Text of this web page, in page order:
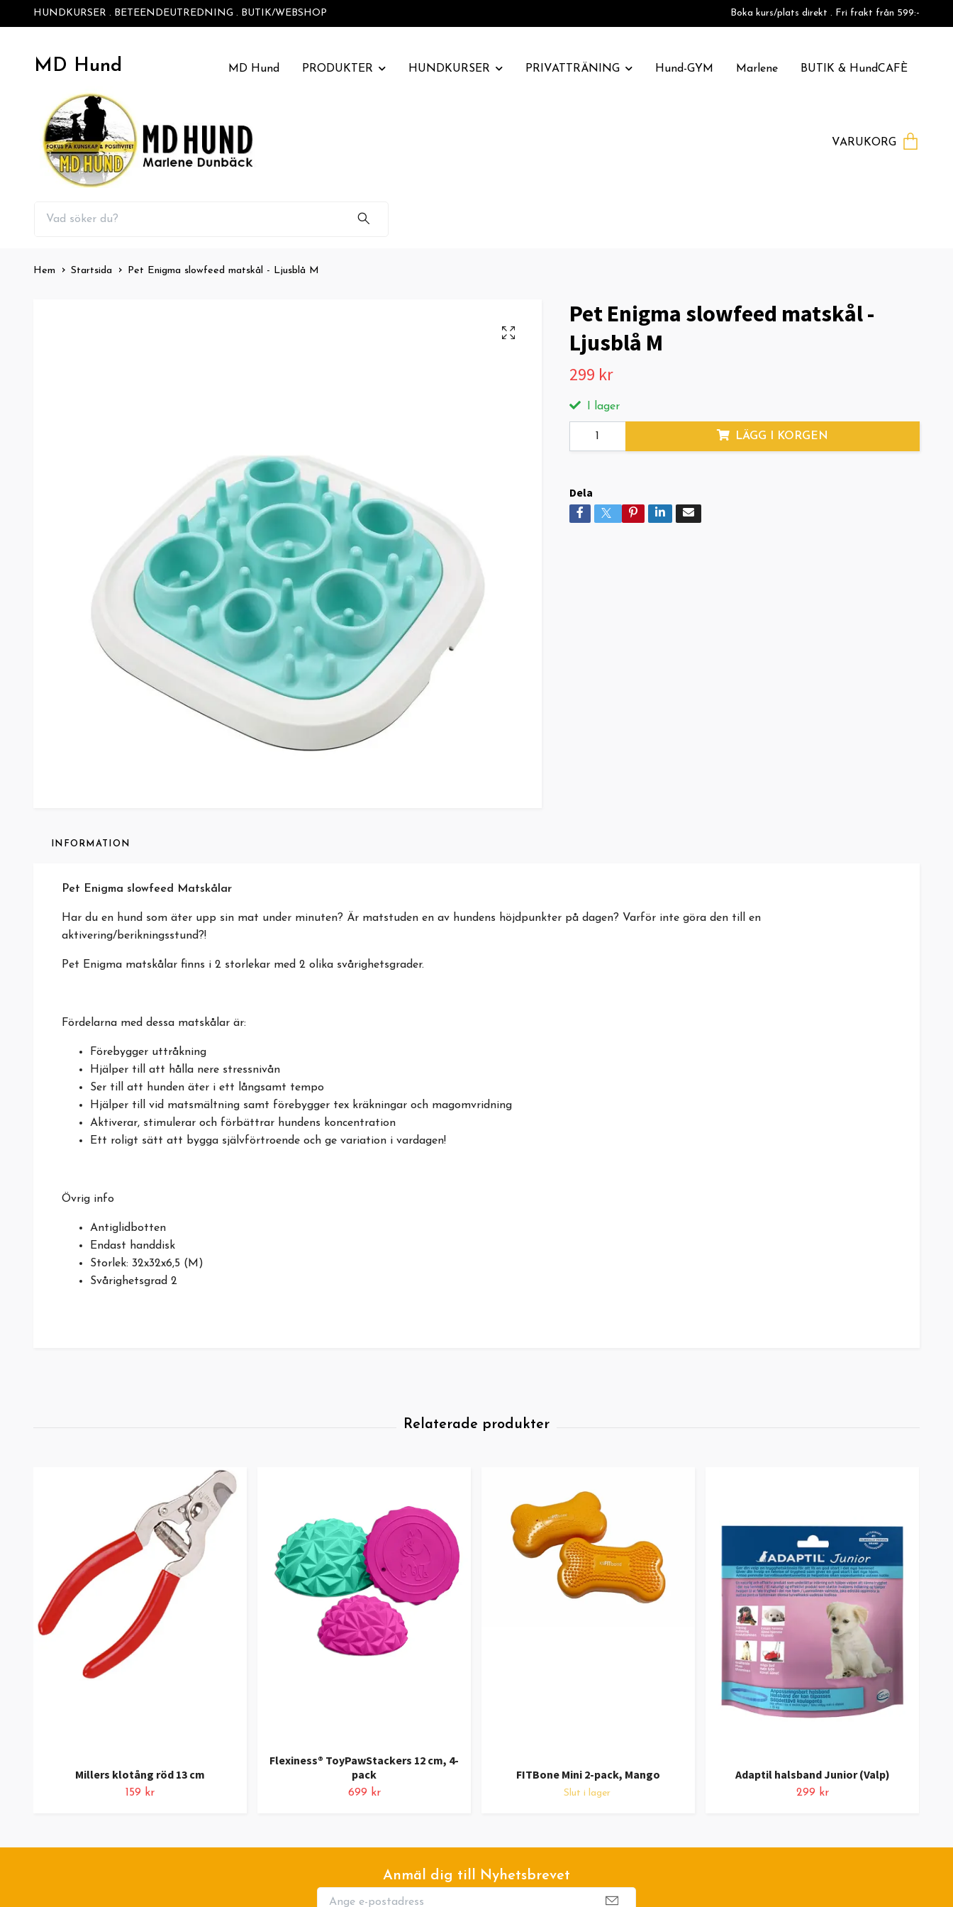
HUNDKURSER . BETEENDEUTREDNING . BUTIK/WEBSHOP Boka kurs/plats direkt . Fri frakt från 599:-
MD Hund MD Hund PRODUKTER HUNDKURSER PRIVATTRÄNING Hund-GYM Marlene BUTIK & HundCAFÈ
VARUKORG
Hem Startsida Pet Enigma slowfeed matskål - Ljusblå M
Pet Enigma slowfeed matskål -
Ljusblå M
299 kr
I lager
LÄGG I KORGEN
Dela
INFORMATION
Pet Enigma slowfeed Matskålar
Har du en hund som äter upp sin mat under minuten? Är matstuden en av hundens höjdpunkter på dagen? Varför inte göra den till en
aktivering/berikningsstund?!
Pet Enigma matskålar finns i 2 storlekar med 2 olika svårighetsgrader.
Fördelarna med dessa matskålar är:
Förebygger uttråkning
Hjälper till att hålla nere stressnivån
Ser till att hunden äter i ett långsamt tempo
Hjälper till vid matsmältning samt förebygger tex kräkningar och magomvridning
Aktiverar, stimulerar och förbättrar hundens koncentration
Ett roligt sätt att bygga självförtroende och ge variation i vardagen!
Övrig info
Antiglidbotten
Endast handdisk
Storlek: 32x32x6,5 (M)
Svårighetsgrad 2
Millers klotång röd 13 cm
159 kr
Flexiness® ToyPawStackers 12 cm, 4-
pack
699 kr
FITBone Mini 2-pack, Mango
Slut i lager
Adaptil halsband Junior (Valp)
299 kr
Anmäl dig till Nyhetsbrevet